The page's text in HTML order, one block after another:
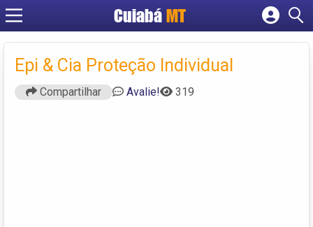
Cuiabá MT
Cadastrar empresa
Fazer login
Criar conta
Epi & Cia Proteção Individual
Compartilhar Avalie! 319